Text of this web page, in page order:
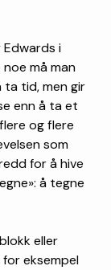
i
må man
ta tid, men gir
enn å ta et
og flere
som
for å hive
å tegne
eller
for eksempel